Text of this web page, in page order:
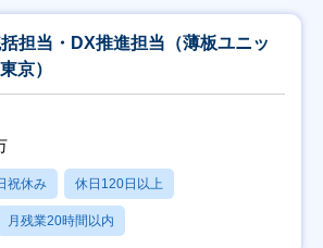
括担当・DX推進担当（薄板ユニッ
京）
祝休み 休日120日以上
月残業20時間以内